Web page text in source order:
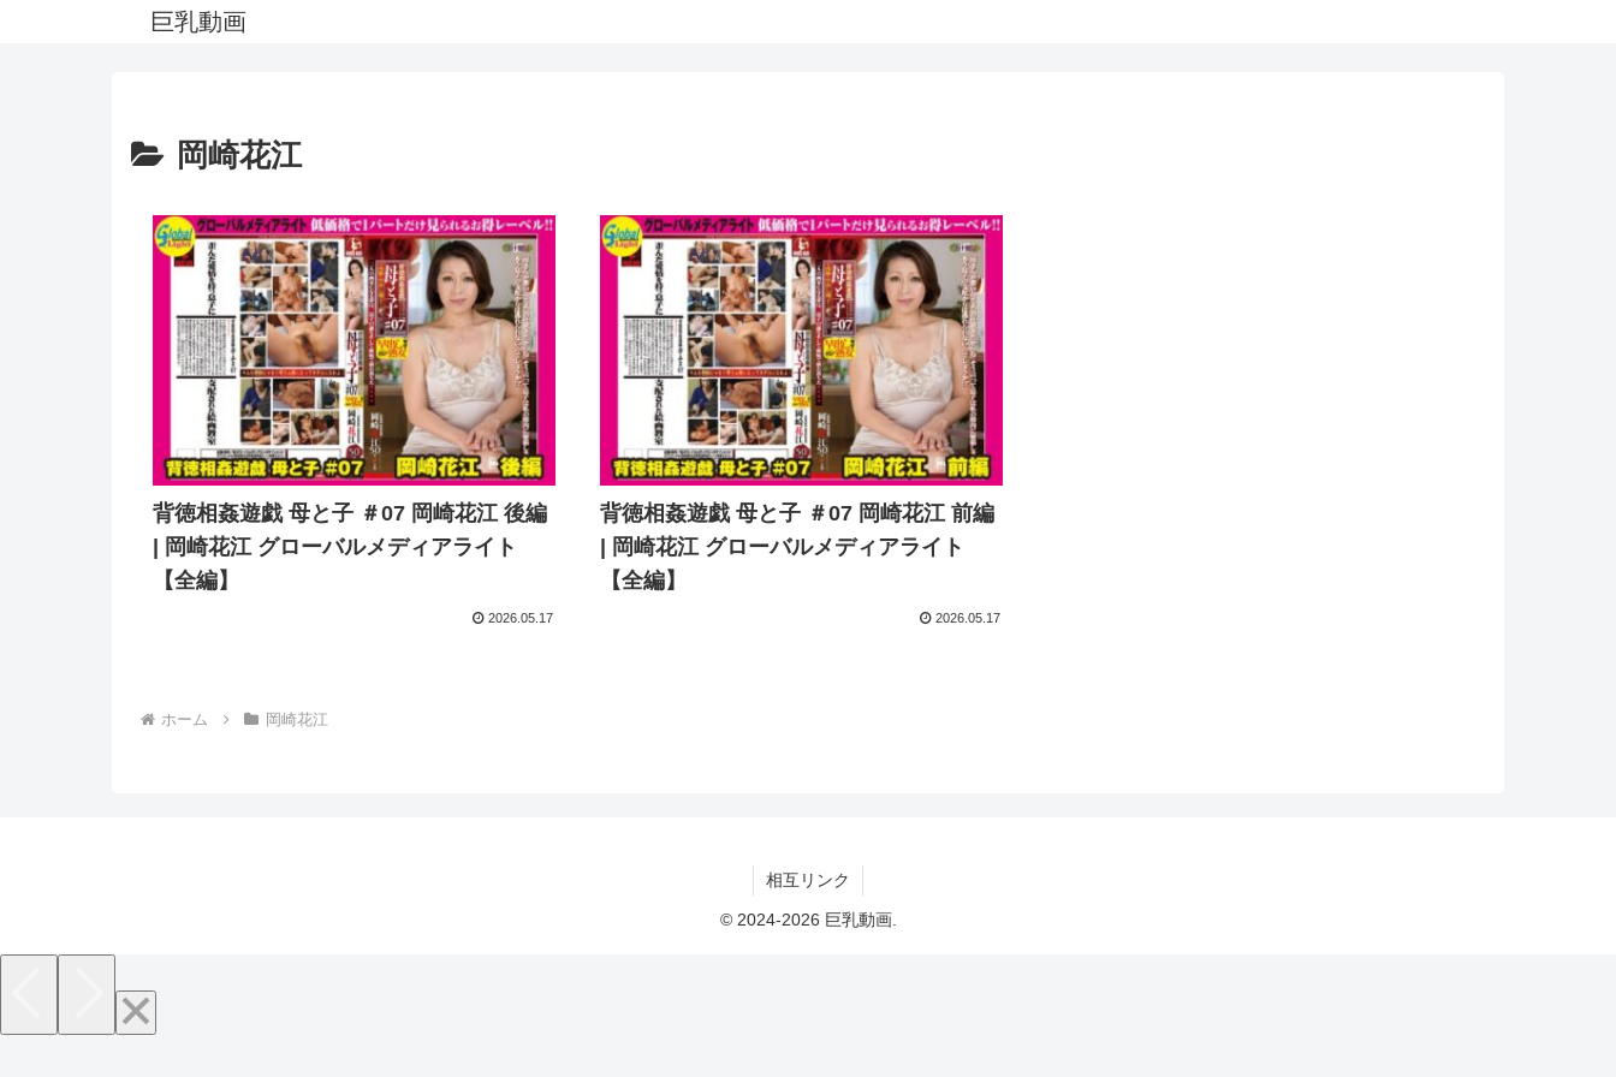
巨乳動画
岡崎花江
背徳相姦遊戯 母と子 ＃07 岡崎花江 後編
| 岡崎花江 グローバルメディアライト
【全編】
2026.05.17
背徳相姦遊戯 母と子 ＃07 岡崎花江 前編
| 岡崎花江 グローバルメディアライト
【全編】
2026.05.17
ホーム 岡崎花江
相互リンク
© 2024-2026 巨乳動画.